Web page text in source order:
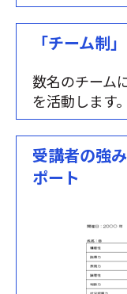
「チーム制
数名のチーム
を活動します。
受講者の強
ポート